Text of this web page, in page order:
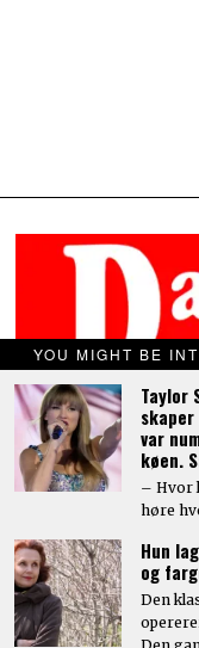
YOU MIGHT BE
var
køen.
– Hvor
høre
Hun
og
Den
© 2022 All rights
HOME ABOUT